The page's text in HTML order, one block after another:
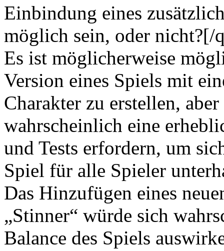
Einbindung eines
möglich sein, oder nicht?[/
Es ist möglicherweise
Version eines Spiels mit
Charakter zu erstellen,
wahrscheinlich eine
und Tests erfordern, um
Spiel für alle Spieler
Das Hinzufügen eines
„Stinner“ würde sich
Balance des Spiels